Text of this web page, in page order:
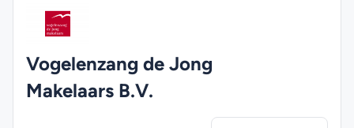
Vogelenzang de Jong
Makelaars B.V.